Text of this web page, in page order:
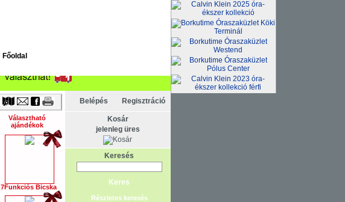
Főoldal
Választható
ajándékok
7Funkciós Bicska
Belépés Regisztráció
Kosár
jelenleg üres
Keresés
Részletes keresés